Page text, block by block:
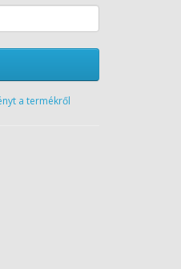
a termékről